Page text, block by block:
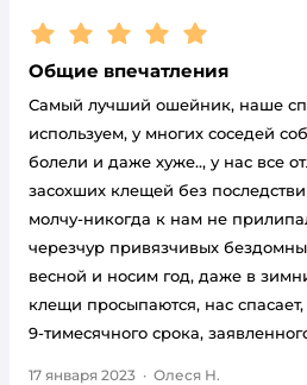
Рейтинг:5
Общие впечатления
Самый лучший ошейник, наше
используем, у многих соседей
болели и даже хуже.., у нас все
засохших клещей без
молчу-никогда к нам не
черезчур привязчивых
весной и носим год, даже в
клещи просыпаются, нас
9-тимесячного срока,
17 января 2023 · Олеся Н.